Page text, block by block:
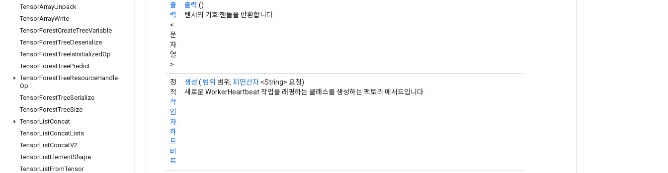
TensorArrayUnpack
TensorArrayWrite
TensorForestCreateTreeVariable
TensorForestTreeDeserialize
TensorForestTreeIsInitializedOp
TensorForestTreePredict
TensorForestTreeResourceHandle
Op
TensorForestTreeSerialize
TensorForestTreeSize
TensorListConcat
TensorListConcatLists
TensorListConcatV2
TensorListElementShape
TensorListFromTensor
출
력
<
문
자
열
>
출력 ()
텐서의 기호 핸들을 반환합니다.
정
적
작
업
자
하
트
비
트
생성 ( 범위 범위, 피연산자 <String> 요청)
새로운 WorkerHeartbeat 작업을 래핑하는 클래스를 생성하는 팩토리 메서드입니다.